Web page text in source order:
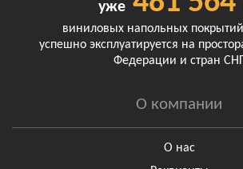
уже
виниловых напольных
успешно эксплуатируется на
Федерации и стран СНГ
О компании
О нас